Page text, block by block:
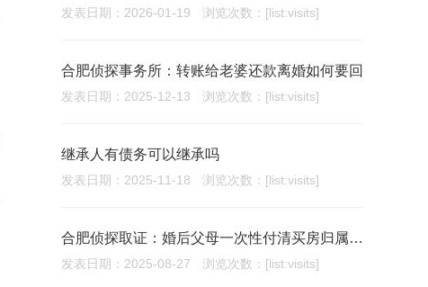
发表日期：2026-01-19 浏览次数：[list:visits]
合肥侦探事务所：转账给老婆还款离婚如何要回
发表日期：2025-12-13 浏览次数：[list:visits]
继承人有债务可以继承吗
发表日期：2025-11-18 浏览次数：[list:visits]
合肥侦探取证：婚后父母一次性付清买房归属如何界定
发表日期：2025-08-27 浏览次数：[list:visits]